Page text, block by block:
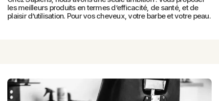
les meilleurs produits en termes d’efficacité, de santé, et de
plaisir d’utilisation. Pour vos cheveux, votre barbe et votre peau.